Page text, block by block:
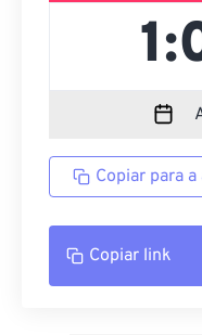
Copiar para
Copiar link